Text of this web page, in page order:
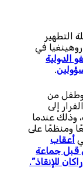
التطهير
في
الدولية
.
ورجل وطفل من
إلى
أغسطس/آب، وذلك عندما
ومنظمًا على
أعقاب
قبل جماعة
للإنقاذ”.